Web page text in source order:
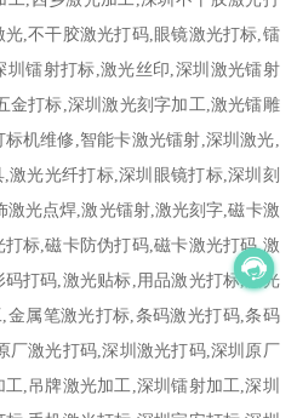
,不干胶激光打码,眼镜激光打标,镭
镭射打标,激光丝印,深圳激光镭射
金打标,深圳激光刻字加工,激光镭雕
机维修,智能卡激光镭射,深圳激光,
激光光纤打标,深圳眼镜打标,深圳刻
光点焊,激光镭射,激光刻字,磁卡激
标,磁卡防伪打码,磁卡激光打码,激
打码,激光贴标,用品激光打标,激光
属笔激光打标,条码激光打码,条码
厂激光打码,深圳激光打码,深圳原厂
,吊牌激光加工,深圳镭射加工,深圳